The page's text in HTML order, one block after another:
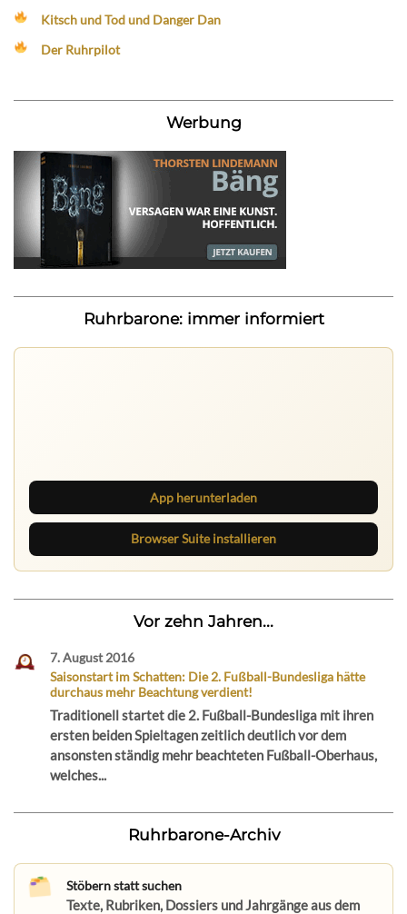
Kitsch und Tod und Danger Dan
Der Ruhrpilot
Werbung
Ruhrbarone: immer informiert
App herunterladen
Browser Suite installieren
Vor zehn Jahren...
7. August 2016
Saisonstart im Schatten: Die 2. Fußball-Bundesliga hätte
durchaus mehr Beachtung verdient!
Traditionell startet die 2. Fußball-Bundesliga mit ihren
ersten beiden Spieltagen zeitlich deutlich vor dem
ansonsten ständig mehr beachteten Fußball-Oberhaus,
welches...
Ruhrbarone-Archiv
Stöbern statt suchen
Texte, Rubriken, Dossiers und Jahrgänge aus dem